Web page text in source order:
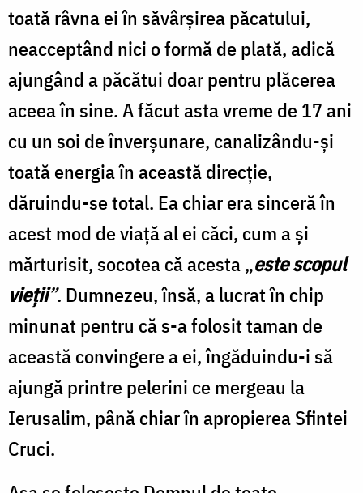
toată râvna ei în săvârşirea păcatului,
neacceptând nici o formă de plată, adică
ajungând a păcătui doar pentru plăcerea
aceea în sine. A făcut asta vreme de 17 ani
cu un soi de înverşunare, canalizându-şi
toată energia în această direcţie,
dăruindu-se total. Ea chiar era sinceră în
acest mod de viaţă al ei căci, cum a şi
mărturisit, socotea că acesta „este scopul
vieţii”. Dumnezeu, însă, a lucrat în chip
minunat pentru că s-a folosit taman de
această convingere a ei, îngăduindu-i să
ajungă printre pelerini ce mergeau la
Ierusalim, până chiar în apropierea Sfintei
Cruci.